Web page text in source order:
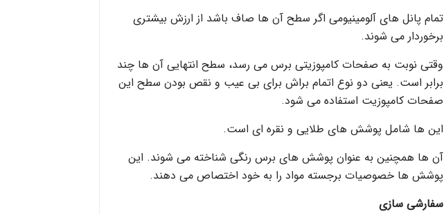
تمام پانل های آلومینیومی اگر سطح آن ها صاف باشد از ارزش بیشتری
برخوردار می شوند.
وقتی نوبت به صفحات کامپوزیتی برس می رسد، سطح انتهایی آن ها چند
برابر است. یعنی دو نوع اتمام براش برای بی عیب و نقص بودن سطح این
صفحات کامپوزیت استفاده می شود.
این ها شامل پوشش های طلایی و نقره ای است.
آن ها همچنین به عنوان پوشش های برس رنگی شناخته می شوند. این
پوشش ها خصوصیات برجسته مواد را به خود اختصاص می دهند.
سفارشی سازی